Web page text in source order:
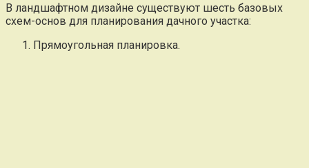
В ландшафтном дизайне существуют шесть базовых
схем-основ для планирования дачного участка:
Прямоугольная планировка.